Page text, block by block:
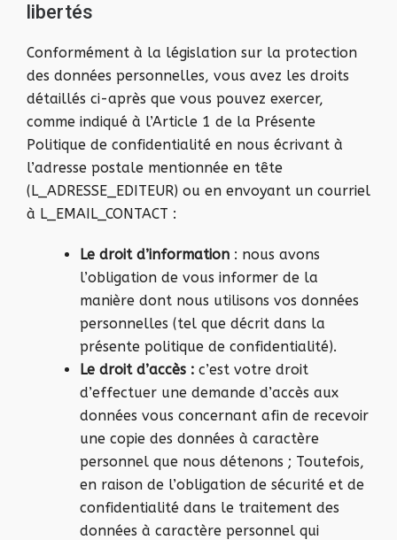
libertés
Conformément à la législation sur la protection
des données personnelles, vous avez les droits
détaillés ci-après que vous pouvez exercer,
comme indiqué à l’Article 1 de la Présente
Politique de confidentialité en nous écrivant à
l’adresse postale mentionnée en tête
(L_ADRESSE_EDITEUR) ou en envoyant un courriel
à L_EMAIL_CONTACT :
Le droit d’information : nous avons
l’obligation de vous informer de la
manière dont nous utilisons vos données
personnelles (tel que décrit dans la
présente politique de confidentialité).
Le droit d’accès : c’est votre droit
d’effectuer une demande d’accès aux
données vous concernant afin de recevoir
une copie des données à caractère
personnel que nous détenons ; Toutefois,
en raison de l’obligation de sécurité et de
confidentialité dans le traitement des
données à caractère personnel qui